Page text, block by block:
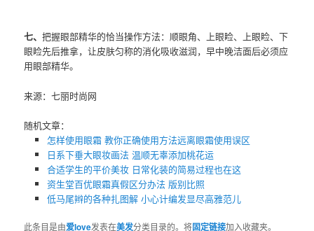
七、把握眼部精华的恰当操作方法：顺眼角、上眼睑、上眼睑、下
眼睑先后推拿，让皮肤匀称的消化吸收滋润，早中晚洁面后必须应
用眼部精华。
来源：七丽时尚网
随机文章：
怎样使用眼霜 教你正确使用方法远离眼霜使用误区
日系下垂大眼妆画法 温顺无辜添加桃花运
合适学生的平价美妆 日常化装的简易过程也在这
资生堂百优眼霜真假区分办法 版别比照
低马尾辫的各种扎图解 小心计编发显尽高雅范儿
此条目是由爱love发表在美发分类目录的。将固定链接加入收藏夹。